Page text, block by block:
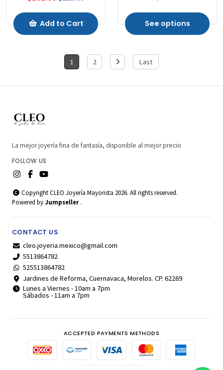
Add to Cart See options
1 2 Last
La mejor joyería fina de fantasía, disponible al mejor precio
FOLLOW US
Copyright CLEO Joyería Mayorista 2026. All rights reserved.
Powered byJumpseller .
CONTACT US
cleo.joyeria.mexico@gmail.com
5513864782
525513864782
Jardines de Reforma, Cuernavaca, Morelos. CP. 62269
Lunes a Viernes - 10am a 7pm
Sábados - 11am a 7pm
ACCEPTED PAYMENTS METHODS